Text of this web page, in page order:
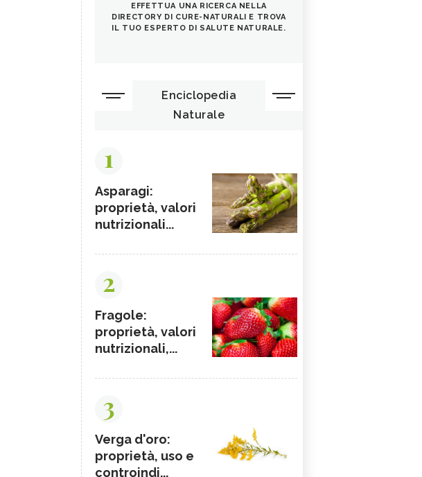
EFFETTUA UNA RICERCA NELLA
DIRECTORY DI CURE-NATURALI E TROVA
IL TUO ESPERTO DI SALUTE NATURALE.
Enciclopedia
Naturale
1
Asparagi:
proprietà, valori
nutrizionali...
2
Fragole:
proprietà, valori
nutrizionali,...
3
Verga d'oro:
proprietà, uso e
controindi...